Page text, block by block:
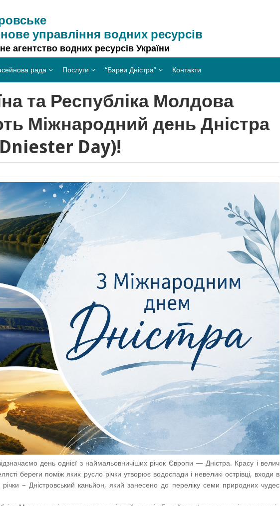
управління водних ресурсів
агентство водних ресурсів України
рада Послуги “Барви Дністра” Контакти
та Республіка Молдова
Міжнародний день Дністра
Day)!
день однієї з наймальовничіших річок Європи — Дністра. Красу і велич
береги поміж яких русло річки утворює водоспади і невеликі острівці, входи в
– Дністровський каньйон, який занесено до переліку семи природних чудес